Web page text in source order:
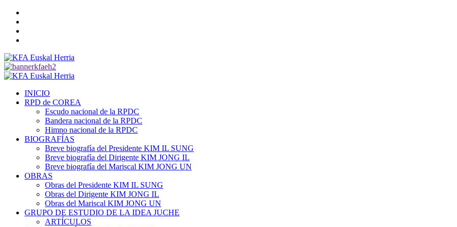
Saltar
contenido
Menú
INICIO
RPD de COREA
Escudo nacional de la RPDC
Bandera nacional de la RPDC
Himno nacional de la RPDC
BIOGRAFÍAS
Breve biografía del Presidente KIM IL SUNG
Breve biografía del Dirigente KIM JONG IL
Breve biografía del Mariscal KIM JONG UN
OBRAS
Obras del Presidente KIM IL SUNG
Obras del Dirigente KIM JONG IL
Obras del Mariscal KIM JONG UN
GRUPO DE ESTUDIO DE LA IDEA JUCHE
ARTÍCULOS